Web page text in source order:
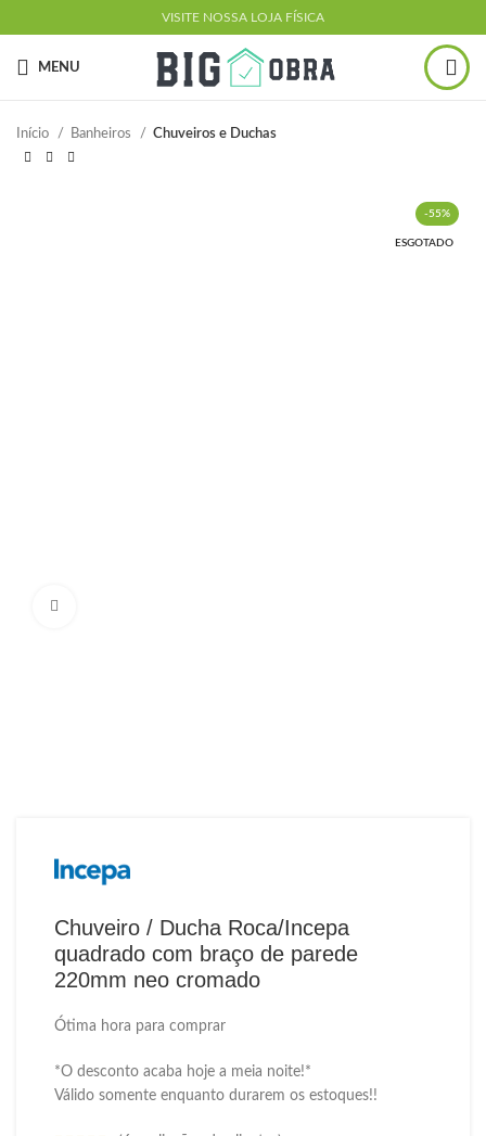
VISITE NOSSA LOJA FÍSICA
MENU
Início Banheiros Chuveiros e Duchas
-55%
ESGOTADO
Chuveiro / Ducha Roca/Incepa
quadrado com braço de parede
220mm neo cromado
Ótima hora para comprar
*O desconto acaba hoje a meia noite!*
Válido somente enquanto durarem os estoques!!